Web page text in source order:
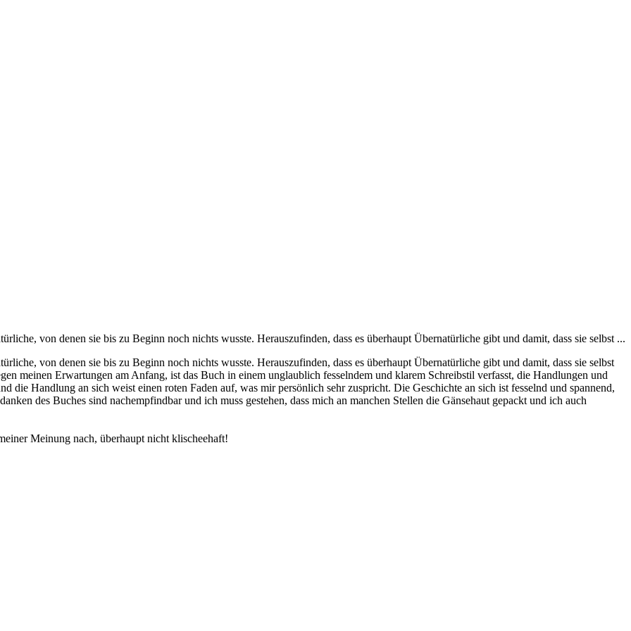
von denen sie bis zu Beginn noch nichts wusste. Herauszufinden, dass es überhaupt Übernatürliche gibt und damit, dass sie selbst ...
von denen sie bis zu Beginn noch nichts wusste. Herauszufinden, dass es überhaupt Übernatürliche gibt und damit, dass sie selbst
meinen Erwartungen am Anfang, ist das Buch in einem unglaublich fesselndem und klarem Schreibstil verfasst, die Handlungen und
die Handlung an sich weist einen roten Faden auf, was mir persönlich sehr zuspricht. Die Geschichte an sich ist fesselnd und spannend,
des Buches sind nachempfindbar und ich muss gestehen, dass mich an manchen Stellen die Gänsehaut gepackt und ich auch
Meinung nach, überhaupt nicht klischeehaft!